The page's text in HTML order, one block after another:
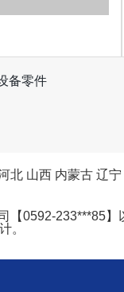
备零件
北 山西 内蒙古 辽宁
【0592-233***85
。